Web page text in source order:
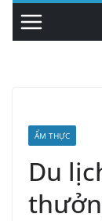
ẨM THỰC
Du